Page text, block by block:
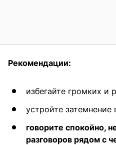
Рекомендации:
избегайте громких и
устройте затемнение
говорите спокойно,
разговоров рядом с